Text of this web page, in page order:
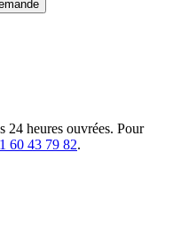
24 heures ouvrées. Pour
60 43 79 82.